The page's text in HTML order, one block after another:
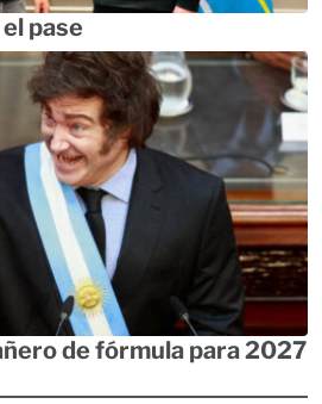
pase
de fórmula para 2027